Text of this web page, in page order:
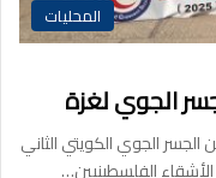
المحليات
صباح اليوم الأحد الطائرة الإغاثية الـ11 من الجسر الجوي الكويتي الثاني
الفلسطينيين…